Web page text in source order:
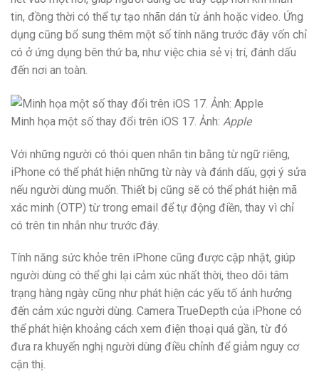
tin, đồng thời có thể tự tạo nhãn dán từ ảnh hoặc video. Ứng
dụng cũng bổ sung thêm một số tính năng trước đây vốn chỉ
có ở ứng dụng bên thứ ba, như việc chia sẻ vị trí, đánh dấu
đến nơi an toàn.
Minh họa một số thay đổi trên iOS 17. Ảnh: Apple
Với những người có thói quen nhắn tin bằng từ ngữ riêng,
iPhone có thể phát hiện những từ này và đánh dấu, gợi ý sửa
nếu người dùng muốn. Thiết bị cũng sẽ có thể phát hiện mã
xác minh (OTP) từ trong email để tự động điền, thay vì chỉ
có trên tin nhắn như trước đây.
Tính năng sức khỏe trên iPhone cũng được cập nhật, giúp
người dùng có thể ghi lại cảm xúc nhất thời, theo dõi tâm
trạng hàng ngày cũng như phát hiện các yếu tố ảnh hưởng
đến cảm xúc người dùng. Camera TrueDepth của iPhone có
thể phát hiện khoảng cách xem điện thoại quá gần, từ đó
đưa ra khuyến nghị người dùng điều chỉnh để giảm nguy cơ
cận thị.